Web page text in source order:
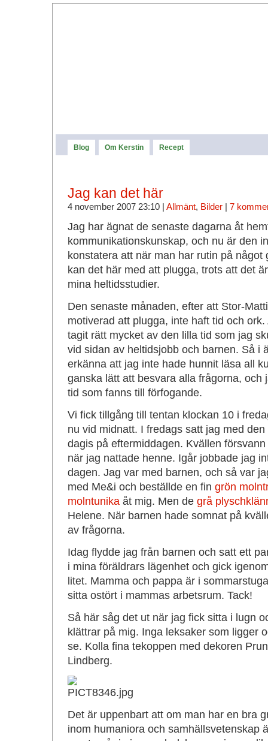
Blog Om Kerstin Recept
Jag kan det här
4 november 2007 23:10 | Allmänt, Bilder| 7
Jag har ägnat de senaste dagarna åt
kommunikationskunskap, och nu är den
konstatera att när man har rutin på
kan det här med att plugga, trots att det
mina heltidsstudier.
Den senaste månaden, efter att Stor-
motiverad att plugga, inte haft tid och
tagit rätt mycket av den lilla tid som jag
vid sidan av heltidsjobb och barnen. Så i
erkänna att jag inte hade hunnit läsa all
ganska lätt att besvara alla frågorna, och
tid som fanns till förfogande.
Vi fick tillgång till tentan klockan 10 i
nu vid midnatt. I fredags satt jag med
dagis på eftermiddagen. Kvällen
när jag nattade henne. Igår jobbade jag
dagen. Jag var med barnen, och så var
med Me&i och beställde en fin grön
molntunikaåt mig. Men de grå
Helene. När barnen hade somnat på
av frågorna.
Idag flydde jag från barnen och satt ett
i mina föräldrars lägenhet och gick
litet. Mamma och pappa är i
sitta ostört i mammas arbetsrum. Tack!
Så här såg det ut när jag fick sitta i lugn
klättrar på mig. Inga leksaker som ligger
se. Kolla fina tekoppen med dekoren
Lindberg.
Det är uppenbart att om man har en bra
inom humaniora och samhällsvetenskap